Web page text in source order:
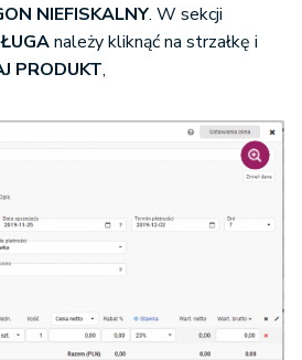
NIEFISKALNY. W sekcji
należy kliknąć na strzałkę i
PRODUKT,